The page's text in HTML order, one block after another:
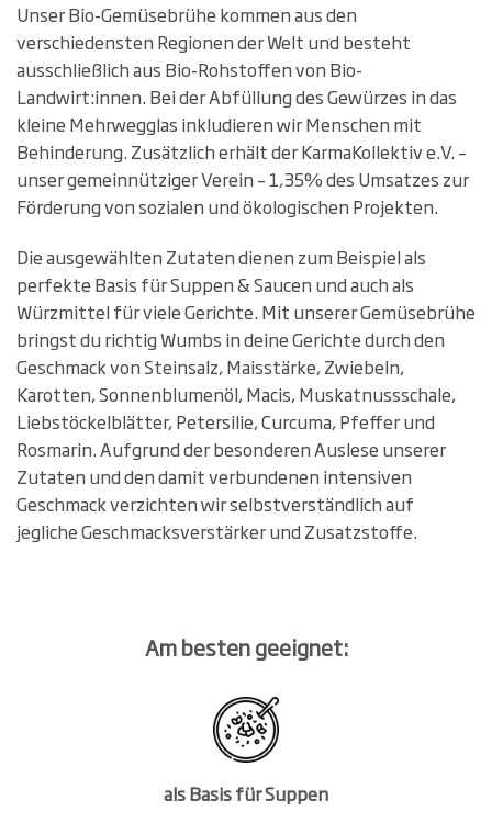
Unser Bio-Gemüsebrühe kommen aus den
verschiedensten Regionen der Welt und besteht
ausschließlich aus Bio-Rohstoffen von Bio-
Landwirt:innen. Bei der Abfüllung des Gewürzes in das
kleine Mehrwegglas inkludieren wir Menschen mit
Behinderung. Zusätzlich erhält der KarmaKollektiv e.V. –
unser gemeinnütziger Verein – 1,35% des Umsatzes zur
Förderung von sozialen und ökologischen Projekten.
Die ausgewählten Zutaten dienen zum Beispiel als
perfekte Basis für Suppen & Saucen und auch als
Würzmittel für viele Gerichte. Mit unserer Gemüsebrühe
bringst du richtig Wumbs in deine Gerichte durch den
Geschmack von Steinsalz, Maisstärke, Zwiebeln,
Karotten, Sonnenblumenöl, Macis, Muskatnussschale,
Liebstöckelblätter, Petersilie, Curcuma, Pfeffer und
Rosmarin. Aufgrund der besonderen Auslese unserer
Zutaten und den damit verbundenen intensiven
Geschmack verzichten wir selbstverständlich auf
jegliche Geschmacksverstärker und Zusatzstoffe.
Am besten geeignet:
als Basis für Suppen